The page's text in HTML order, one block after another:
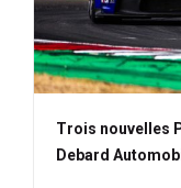
Trois nouvelles
Debard